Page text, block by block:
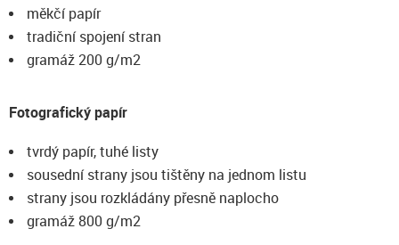
měkčí papír
tradiční spojení stran
gramáž 200 g/m2
Fotografický papír
tvrdý papír, tuhé listy
sousední strany jsou tištěny na jednom listu
strany jsou rozkládány přesně naplocho
gramáž 800 g/m2